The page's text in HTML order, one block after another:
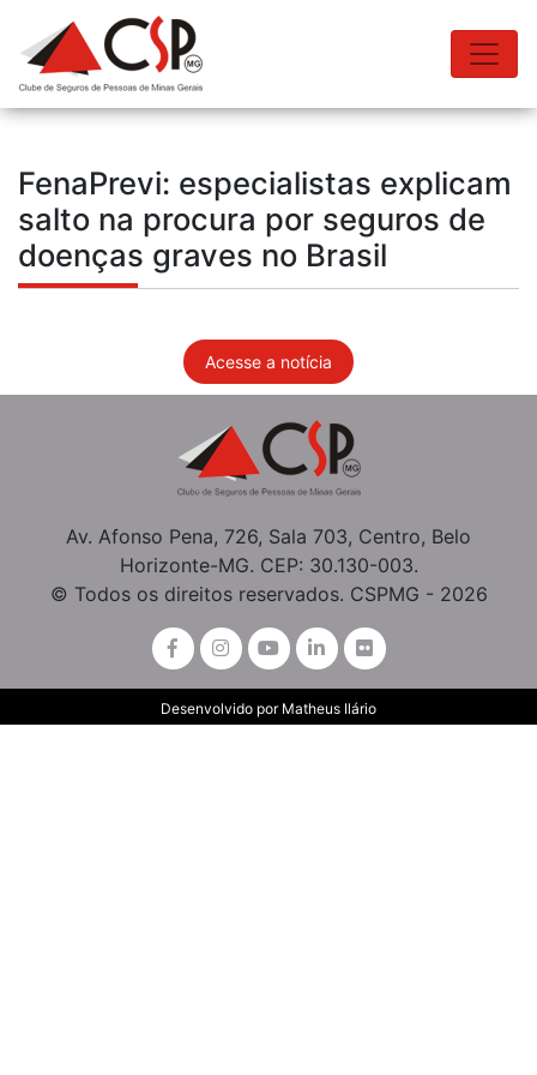
FenaPrevi: especialistas explicam
salto na procura por seguros de
doenças graves no Brasil
Acesse a notícia
Av. Afonso Pena, 726, Sala 703, Centro, Belo
Horizonte-MG. CEP: 30.130-003.
© Todos os direitos reservados. CSPMG - 2026
Desenvolvido por Matheus Ilário